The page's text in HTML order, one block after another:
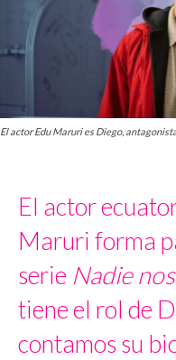
El actor Edu Maruri es Diego,
El actor
Maruri forma
serie Nadie
tiene el rol de
contamos su